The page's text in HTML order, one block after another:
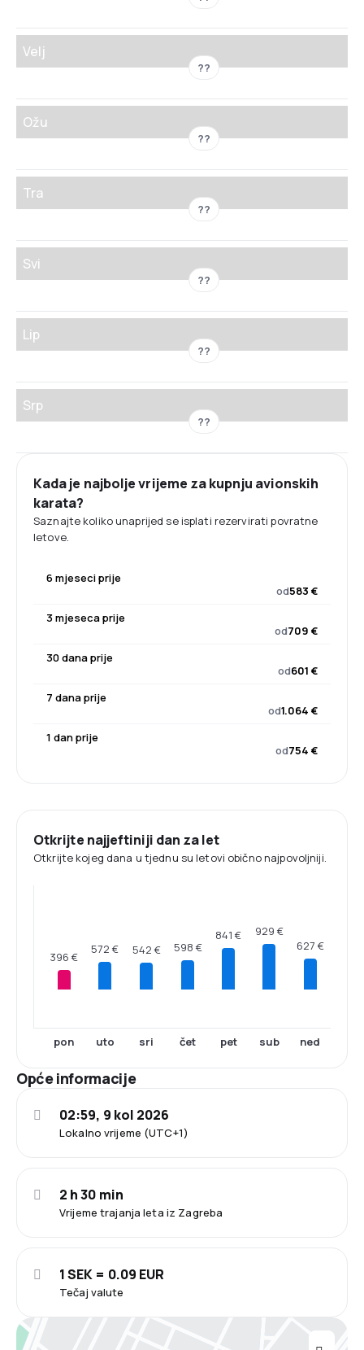
Velj
??
Ožu
??
Tra
??
Svi
??
Lip
??
Srp
??
Kada je najbolje vrijeme za kupnju avionskih
karata?
Saznajte koliko unaprijed se isplati rezervirati povratne
letove.
6 mjeseci prije
od583 €
3 mjeseca prije
od709 €
30 dana prije
od601 €
7 dana prije
od1.064 €
1 dan prije
od754 €
Otkrijte najjeftiniji dan za let
Otkrijte kojeg dana u tjednu su letovi obično najpovoljniji.
396 €
pon
572 €
uto
542 €
sri
598 €
čet
841 €
pet
929 €
sub
627 €
ned
Opće informacije
Lokalno vrijeme (UTC+1)
02:59, 9 kol 2026
Vrijeme trajanja leta iz Zagreba
2 h 30 min
Tečaj valute
1 SEK = 0.09 EUR